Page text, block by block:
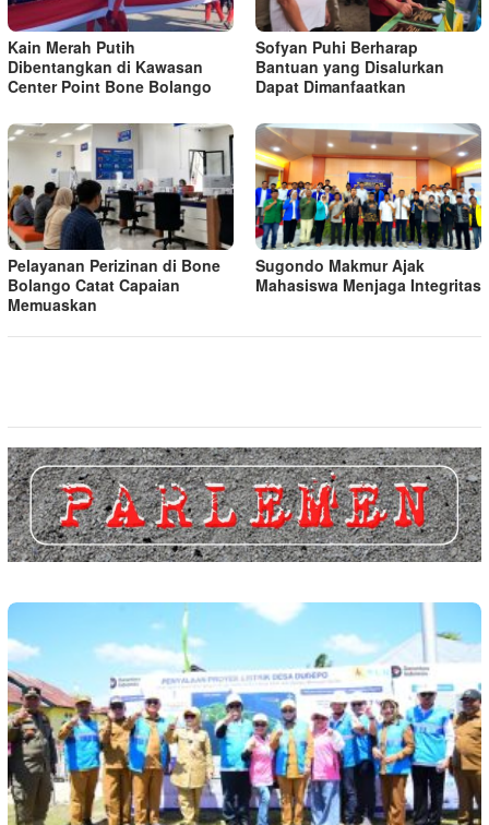
Kain Merah Putih
Dibentangkan di Kawasan
Center Point Bone Bolango
Sofyan Puhi Berharap
Bantuan yang Disalurkan
Dapat Dimanfaatkan
Pelayanan Perizinan di Bone
Bolango Catat Capaian
Memuaskan
Sugondo Makmur Ajak
Mahasiswa Menjaga Integritas